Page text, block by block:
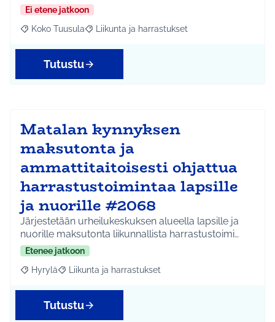
Ei etene jatkoon
Rajaa tulokset aihepiirin mukaan: Koko Tuusula
Koko Tuusula Rajaa tulokset teeman mukaan: Liikunta ja
Liikunta ja harrastukset
Tutustu
Matalan kynnyksen
maksutonta ja
ammattitaitoisesti ohjattua
harrastustoimintaa lapsille
ja nuorille #2068
Järjestetään urheilukeskuksen alueella lapsille ja
nuorille maksutonta liikunnallista harrastustoimi…
Etenee jatkoon
Rajaa tulokset aihepiirin mukaan: Hyrylä
Hyrylä Rajaa tulokset teeman mukaan: Liikunta ja
Liikunta ja harrastukset
Tutustu